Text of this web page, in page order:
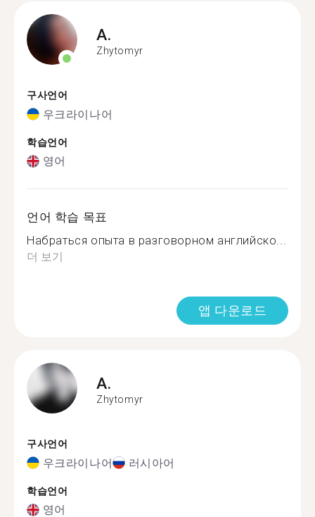
A.
Zhytomyr
구사언어
우크라이나어
학습언어
영어
언어 학습 목표
Набраться опыта в разговорном английско...
더 보기
앱 다운로드
A.
Zhytomyr
구사언어
우크라이나어 러시아어
학습언어
영어